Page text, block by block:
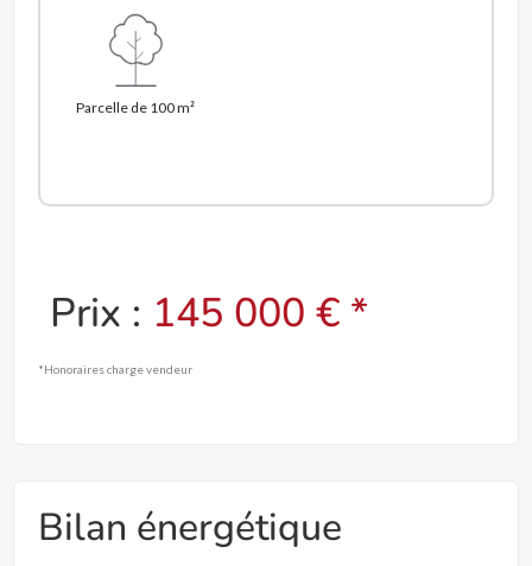
Parcelle de 100 m²
Prix : 145 000 € *
*Honoraires charge vendeur
Bilan énergétique